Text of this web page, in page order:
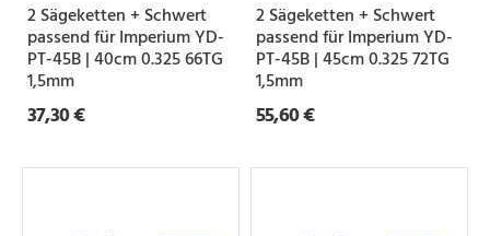
2 Sägeketten + Schwert
passend für Imperium YD-
PT-45B | 40cm 0.325 66TG
1,5mm
37,30 €
2 Sägeketten + Schwert
passend für Imperium YD-
PT-45B | 45cm 0.325 72TG
1,5mm
55,60 €